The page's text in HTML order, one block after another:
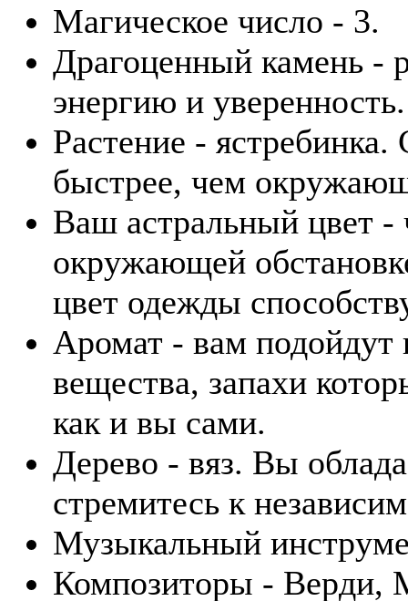
Магическое число - 3.
Драгоценный камень -
энергию и уверенность.
Растение -
быстрее, чем
Ваш астральный цвет
окружающей
цвет одежды
Аромат - вам подойдут
вещества, запахи
как и вы сами.
Дерево - вяз. Вы
стремитесь к
Музыкальный
Композиторы - Верди,